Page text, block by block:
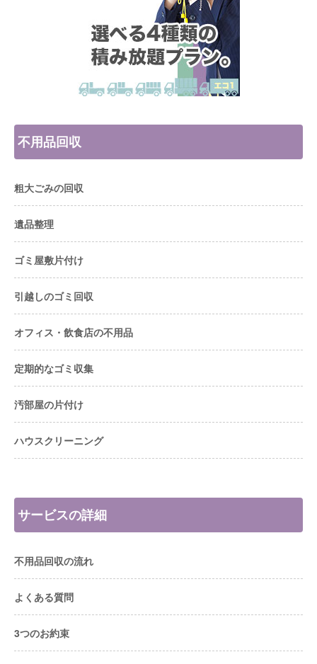
不用品回収
粗大ごみの回収
遺品整理
ゴミ屋敷片付け
引越しのゴミ回収
オフィス・飲食店の不用品
定期的なゴミ収集
汚部屋の片付け
ハウスクリーニング
サービスの詳細
不用品回収の流れ
よくある質問
3つのお約束